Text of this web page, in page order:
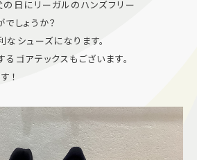
キッズ＆ベビー
施設案内
スタッフ募集
日にリーガルのハンズフリー
しょうか？
シューズになります。
ゴアテックスもございます。
！